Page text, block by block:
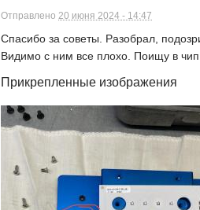
Отправлено 20 июня 2024 - 14:47
Спасибо за советы. Разобрал,
Видимо с ним все плохо. Поищу в чип
Прикрепленные изображения